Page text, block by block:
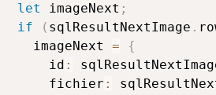
let
imageNext ;
if
( sqlResultNextImage .
    imageNext
=
{
      id
:
      fichier
: